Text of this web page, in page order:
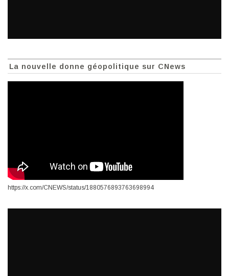
La nouvelle donne géopolitique sur CNews
https://x.com/CNEWS/status/1880576893763698994